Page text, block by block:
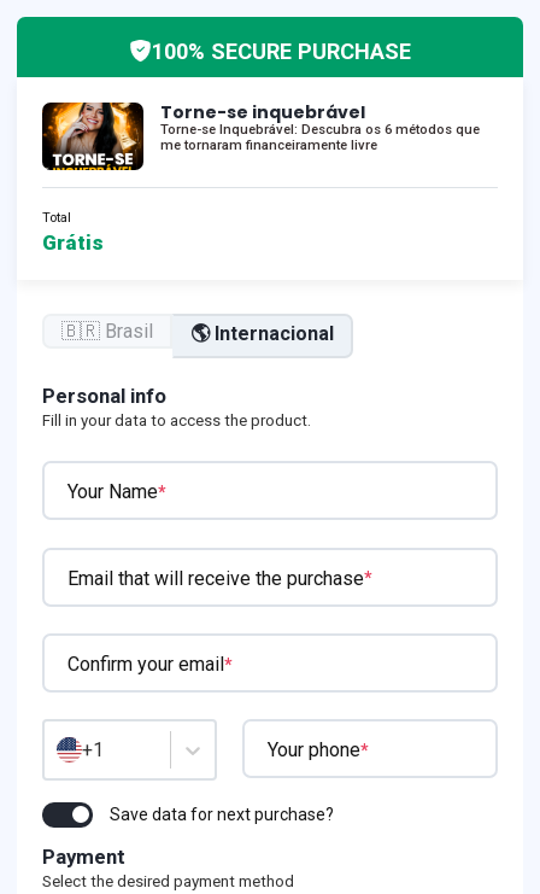
100% SECURE PURCHASE
Torne-se inquebrável
Torne-se Inquebrável: Descubra os 6 métodos que
me tornaram financeiramente livre
Total
Grátis
🇧🇷 Brasil 🌎 Internacional
Personal info
Fill in your data to access the product.
Your Name*
Email that will receive the purchase*
Confirm your email*
+1 Your phone*
Save data for next purchase?
Payment
Select the desired payment method